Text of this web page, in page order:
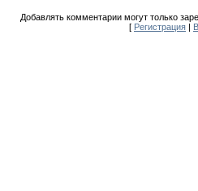
Добавлять комментарии могут только
[ Регистрация